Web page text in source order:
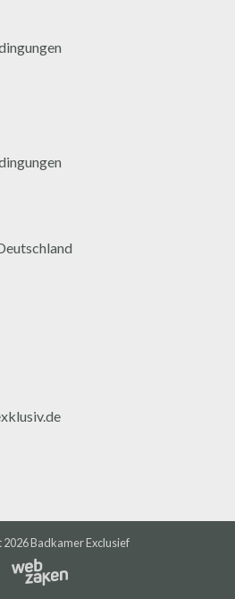
2026Badkamer Exclusief